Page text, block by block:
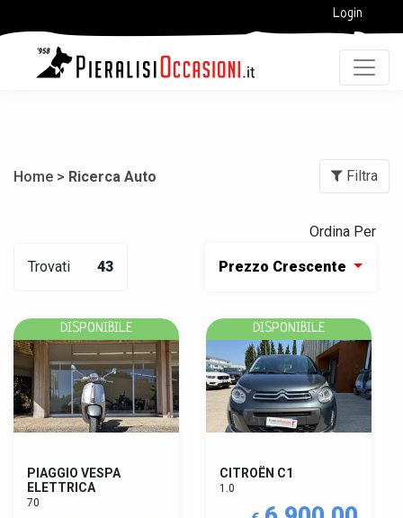
Login
Home > Ricerca Auto Filtra
Trovati 43
Ordina Per
Prezzo Crescente
DISPONIBILE
PIAGGIO VESPA
ELETTRICA
70
DISPONIBILE
CITROËN C1
1.0